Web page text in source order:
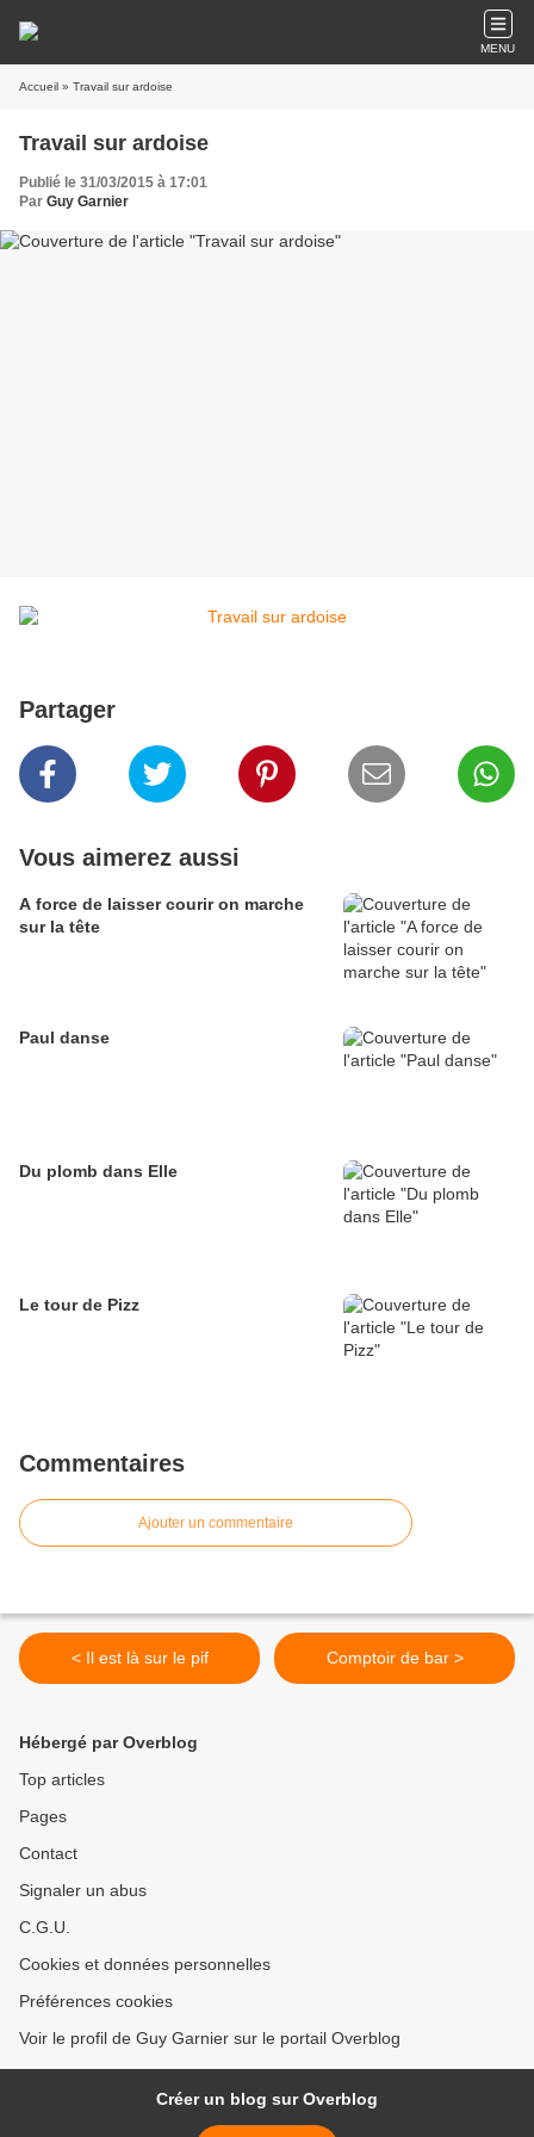
MENU
Accueil » Travail sur ardoise
Travail sur ardoise
Publié le 31/03/2015 à 17:01
Par Guy Garnier
Partager
Vous aimerez aussi
A force de laisser courir on marche
sur la tête
Paul danse
Du plomb dans Elle
Le tour de Pizz
Commentaires
Ajouter un commentaire
< Il est là sur le pif Comptoir de bar >
Hébergé par Overblog
Top articles
Pages
Contact
Signaler un abus
C.G.U.
Cookies et données personnelles
Préférences cookies
Voir le profil de Guy Garnier sur le portail Overblog
Créer un blog sur Overblog